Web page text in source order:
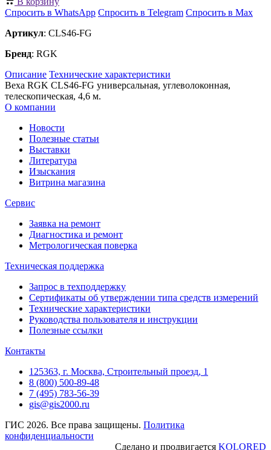
Спросить в WhatsApp Спросить в Telegram Спросить в Max
Артикул: CLS46-FG
Бренд: RGK
Описание Технические характеристики
Веха RGK CLS46-FG универсальная, углеволоконная,
телескопическая, 4,6 м.
О компании
Новости
Полезные статьи
Выставки
Литература
Изыскания
Витрина магазина
Сервис
Заявка на ремонт
Диагностика и ремонт
Метрологическая поверка
Техническая поддержка
Запрос в техподдержку
Сертификаты об утверждении типа средств измерений
Технические характеристики
Руководства пользователя и инструкции
Полезные ссылки
Контакты
125363, г. Москва, Строительный проезд, 1
8 (800) 500-89-48
7 (495) 783-56-39
gis@gis2000.ru
ГИС 2026. Все права защищены. Политика
конфиденциальности
Сделано и продвигается KOLORED